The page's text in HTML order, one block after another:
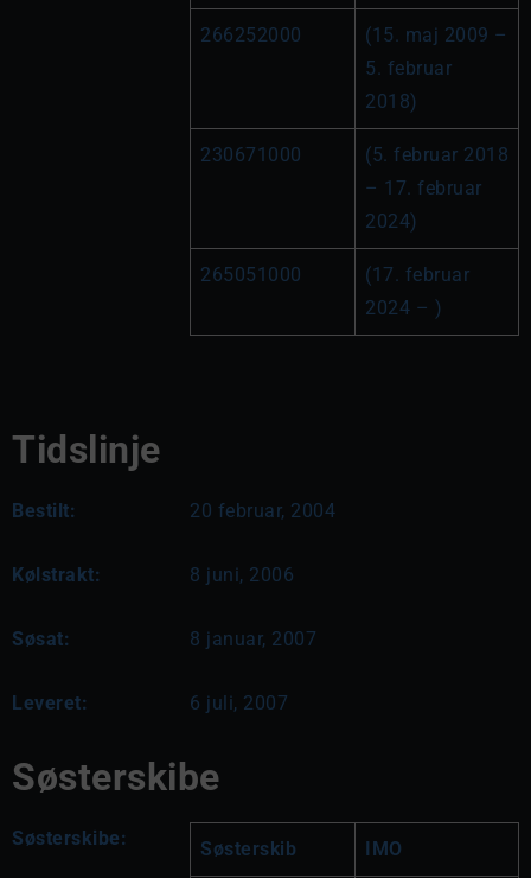
266252000
(15. maj 2009 –
5. februar
2018)
230671000
(5. februar 2018
– 17. februar
2024)
265051000
(17. februar
2024 – )
Tidslinje
Bestilt: 20 februar, 2004
Kølstrakt: 8 juni, 2006
Søsat: 8 januar, 2007
Leveret: 6 juli, 2007
Søsterskibe
Søsterskibe: Søsterskib IMO